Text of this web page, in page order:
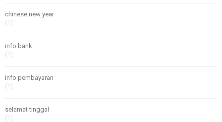
chinese new year
(1)
info bank
(1)
info pembayaran
(1)
selamat tinggal
(1)